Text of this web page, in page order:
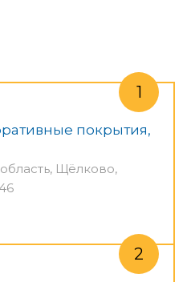
покрытия,
Щёлково,